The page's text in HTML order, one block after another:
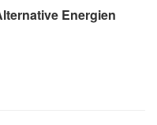
Energien